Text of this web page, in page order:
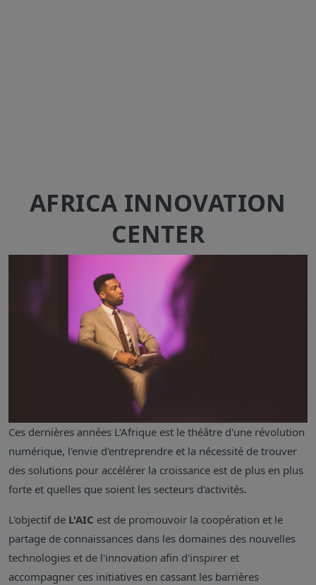
AFRICA INNOVATION
CENTER
Ces dernières années L'Afrique est le théâtre d'une révolution
numérique, l'envie d'entreprendre et la nécessité de trouver
des solutions pour accélérer la croissance est de plus en plus
forte et quelles que soient les secteurs d'activités.
L'objectif de L'AIC est de promouvoir la coopération et le
partage de connaissances dans les domaines des nouvelles
technologies et de l'innovation afin d'inspirer et
accompagner ces initiatives en cassant les barrières